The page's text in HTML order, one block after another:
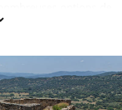
comme Séville.
une des traditions
de la ville: "Sortir